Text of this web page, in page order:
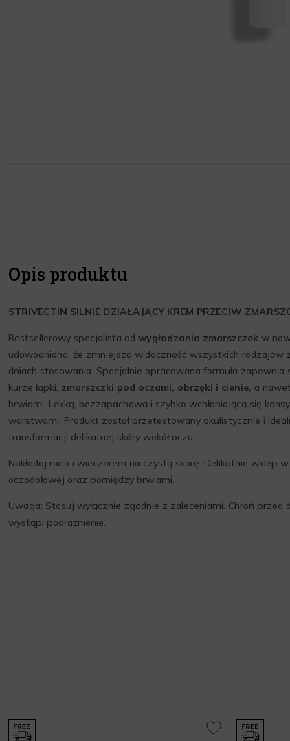
Opis produktu
STRIVECTIN SILNIE DZIAŁAJĄCY KREM PRZECIW
Bestsellerowy specjalista od wygładzania zmarszczek w
udowodniono, że zmniejsza widoczność wszystkich rodzajów
dniach stosowania. Specjalnie opracowana formuła
kurze łapki, zmarszczki pod oczami, obrzęki i cienie, a
brwiami. Lekką, bezzapachową i szybko wchłaniającą się
warstwami. Produkt został przetestowany okulistycznie i
transformacji delikatnej skóry wokół oczu.
Nakładaj rano i wieczorem na czystą skórę. Delikatnie wklep w
oczodołowej oraz pomiędzy brwiami.
Uwaga: Stosuj wyłącznie zgodnie z zaleceniami. Chroń przed
wystąpi podrażnienie.